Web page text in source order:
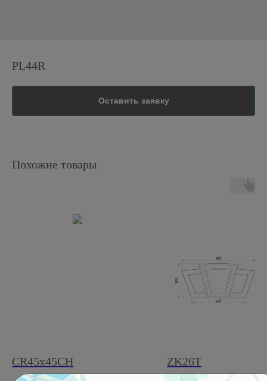
PL44R
Оставить заявку
Похожие товары
CR45x45CH ZK26T